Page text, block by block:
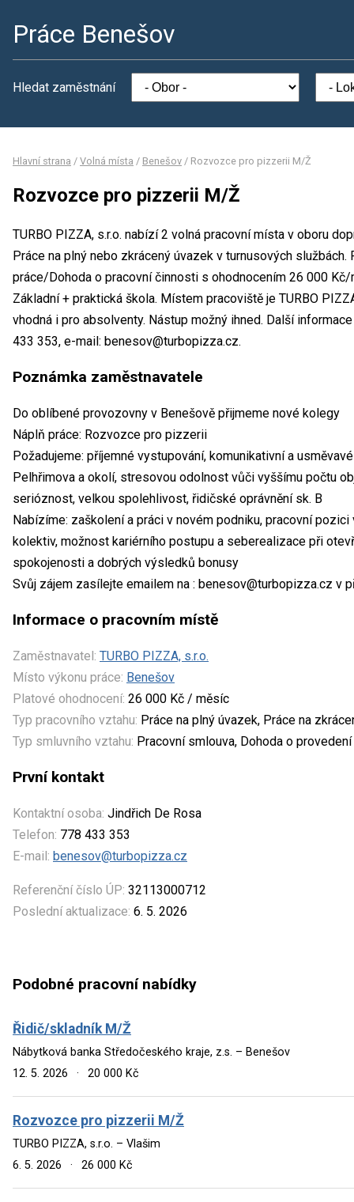
Práce Benešov
Hledat zaměstnání
Hlavní strana / Volná místa / Benešov / Rozvozce pro pizzerii M/Ž
Rozvozce pro pizzerii M/Ž
TURBO PIZZA, s.r.o. nabízí 2 volná pracovní místa v oboru
Práce na plný nebo zkrácený úvazek v turnusových
práce/Dohoda o pracovní činnosti s ohodnocením 26 000
Základní + praktická škola. Místem pracoviště je TURBO
vhodná i pro absolventy. Nástup možný ihned. Další
433 353, e-mail: benesov@turbopizza.cz.
Poznámka zaměstnavatele
Do oblíbené provozovny v Benešově přijmeme nové kolegy
Náplň práce: Rozvozce pro pizzerii
Požadujeme: příjemné vystupování, komunikativní a
Pelhřimova a okolí, stresovou odolnost vůči vyššímu počtu
serióznost, velkou spolehlivost, řidičské oprávnění sk. B
Nabízíme: zaškolení a práci v novém podniku, pracovní
kolektiv, možnost kariérního postupu a seberealizace při
spokojenosti a dobrých výsledků bonusy
Svůj zájem zasílejte emailem na : benesov@turbopizza.cz v
Informace o pracovním místě
Zaměstnavatel: TURBO PIZZA, s.r.o.
Místo výkonu práce: Benešov
Platové ohodnocení: 26 000 Kč / měsíc
Typ pracovního vztahu: Práce na plný úvazek, Práce na
Typ smluvního vztahu: Pracovní smlouva, Dohoda o
První kontakt
Kontaktní osoba: Jindřich De Rosa
Telefon: 778 433 353
E-mail: benesov@turbopizza.cz
Referenční číslo ÚP: 32113000712
Poslední aktualizace: 6. 5. 2026
Podobné pracovní nabídky
Řidič/skladník M/Ž
Nábytková banka Středočeského kraje, z.s. – Benešov
12. 5. 2026
· 20 000 Kč
Rozvozce pro pizzerii M/Ž
TURBO PIZZA, s.r.o. – Vlašim
6. 5. 2026
· 26 000 Kč